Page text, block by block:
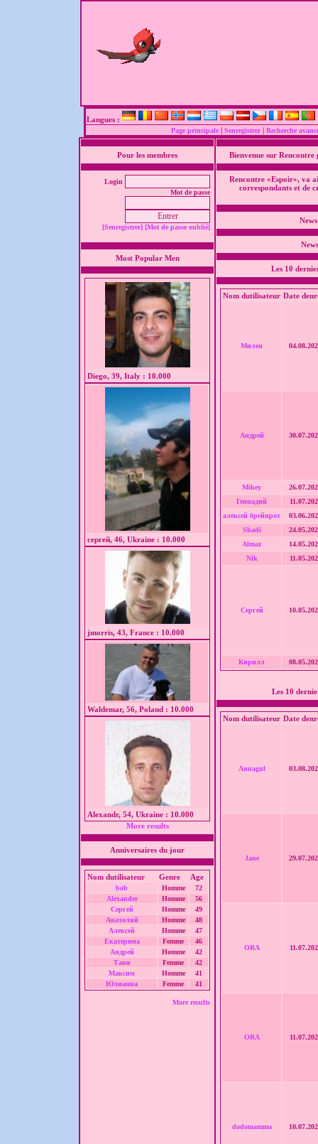
Langues :
Page principale| Senregistrer| Recherche
Pour les membres
Login
Mot de passe
[Senregistrer] [Mot de passe oublié]
Most Popular Men
Diego, 39, Italy : 10.000
сергей, 46, Ukraine : 10.000
jmorris, 43, France : 10.000
Waldemar, 56, Poland : 10.000
Alexandr, 54, Ukraine : 10.000
More results
Anniversaires du jour
Nom dutilisateur Genre Age
bob Homme
72
Alexander
Homme
56
Сергей
Homme
49
Анатолий
Homme
48
Алексей
Homme
47
Екатерина
Femme
46
Андрей
Homme
42
Таня
Femme
42
Максим
Homme
41
Юлианна
Femme 41
More results
Bienvenue sur Rencontre
Rencontre «Espoir», va
correspondants et de
Les 10
Nom dutilisateur Date
Милен
Андрей
Mikey
Геннадий
алексей брейнрот
Shadi
Almaz
Nik
Сергей
Кирилл
Les 10
Nom dutilisateur Date
Annagul
Jane
ORA
ORA
dodomamma